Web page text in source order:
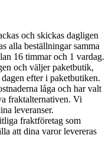
och skickas dagligen
alla beställningar samma
16 timmar och 1 vardag.
och väljer paketbutik,
efter i paketbutiken.
låga och har valt
fraktalternativen. Vi
leveranser.
fraktföretag som
att dina varor levereras